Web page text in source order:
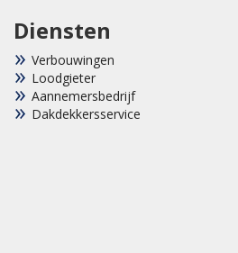
Diensten
Verbouwingen
Loodgieter
Aannemersbedrijf
Dakdekkersservice